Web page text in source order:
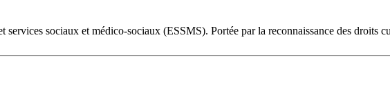
services sociaux et médico-sociaux (ESSMS). Portée par la reconnaissance des droits